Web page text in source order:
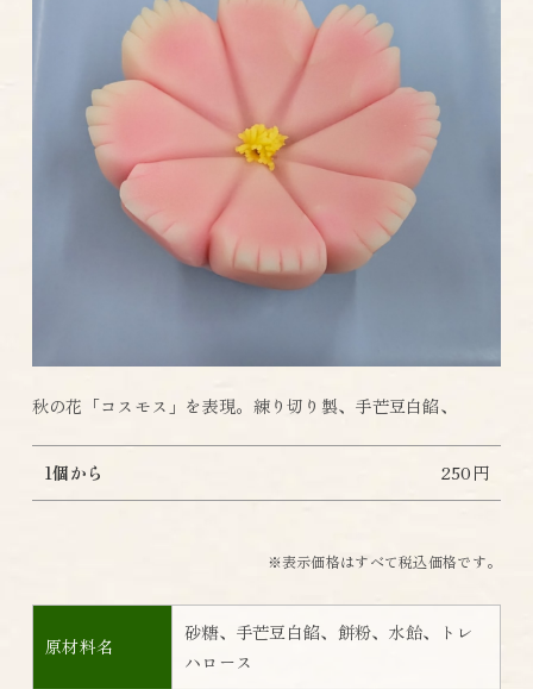
秋の花「コスモス」を表現。練り切り製、手芒豆白餡、
1個から 250円
※表示価格はすべて税込価格です。
原材料名
砂糖、手芒豆白餡、餅粉、水飴、トレ
ハロース